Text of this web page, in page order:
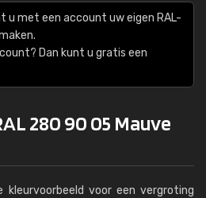
u met een account uw eigen RAL-
Dan kunt u gratis een
280 90 05 Mauve
kleurvoorbeeld voor een vergroting